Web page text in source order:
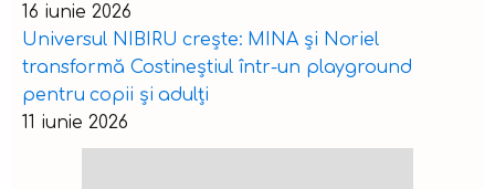
16 iunie 2026
Universul NIBIRU crește: MINA și Noriel
transformă Costineștiul într-un playground
pentru copii și adulți
11 iunie 2026